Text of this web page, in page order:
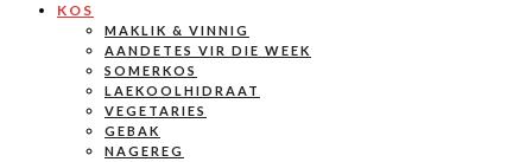
KOS
MAKLIK & VINNIG
AANDETES VIR DIE WEEK
SOMERKOS
LAEKOOLHIDRAAT
VEGETARIES
GEBAK
NAGEREG